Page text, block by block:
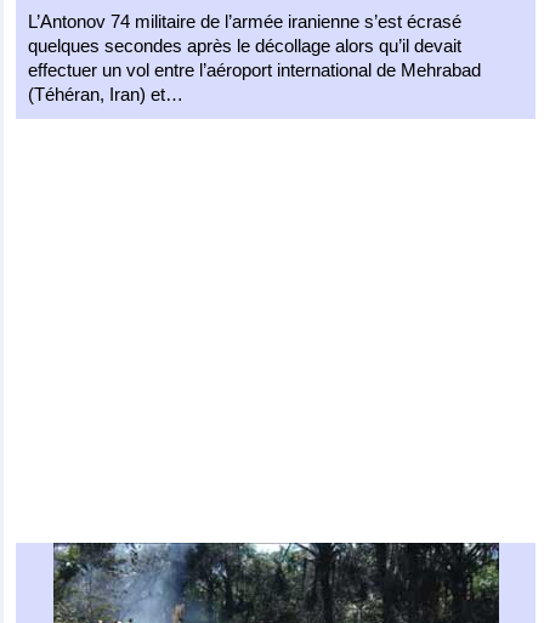
L’Antonov 74 militaire de l’armée iranienne s’est écrasé
quelques secondes après le décollage alors qu’il devait
effectuer un vol entre l’aéroport international de Mehrabad
(Téhéran, Iran) et…